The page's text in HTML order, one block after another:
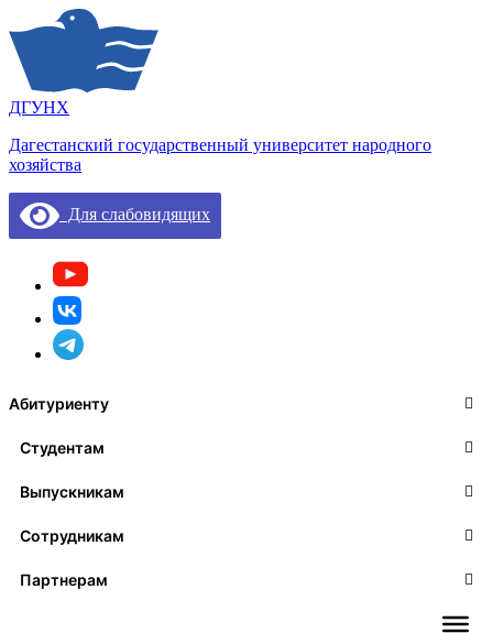
ДГУНХ
Дагестанский государственный университет народного
хозяйства
Для слабовидящих
Абитуриенту
Студентам
Выпускникам
Сотрудникам
Партнерам